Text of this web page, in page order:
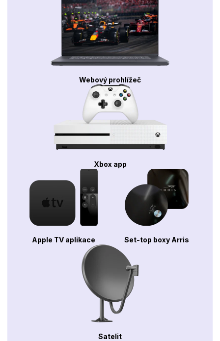
Webový prohlížeč
Xbox app
Apple TV aplikace Set-top boxy Arris
Satelit